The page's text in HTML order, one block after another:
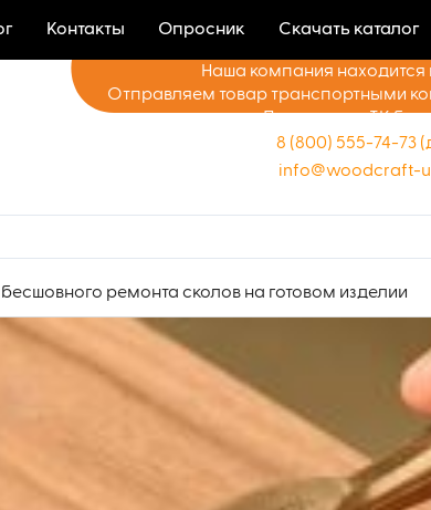
Контакты Опросник Скачать каталог
Наша компания находится
Отправляем товар транспортными
Доставка до ТК
8 (800) 555-74-73
info@woodcraft-
бесшовного ремонта сколов на готовом изделии